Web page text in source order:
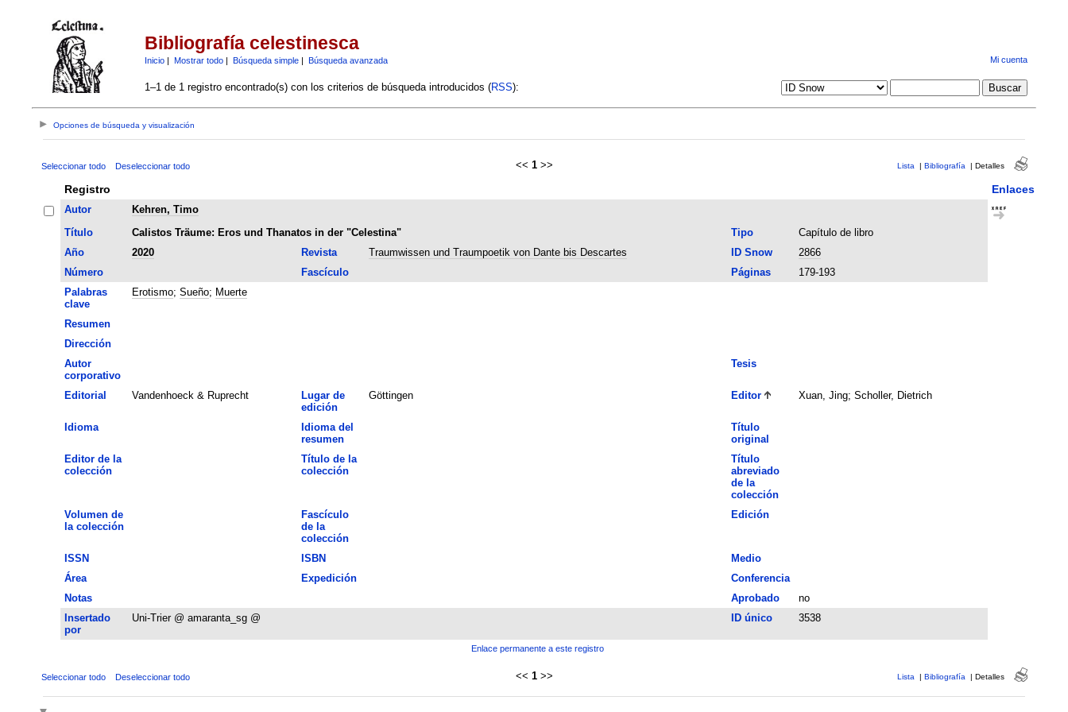
Bibliografía celestinesca
Inicio| Mostrar todo| Búsqueda simple| Búsqueda avanzada Mi cuenta
1–1 de 1 registro encontrado(s) con los criterios de búsqueda introducidos (RSS):
Opciones de búsqueda y visualización
Seleccionar todo Deseleccionar todo << 1 >> Lista | Bibliografía | Detalles
Registro Enlaces
Autor
Kehren, Timo
Título
Calistos Träume: Eros und Thanatos in der "Celestina" Tipo
Capítulo de libro
Año
2020 Revista Traumwissen und Traumpoetik von Dante bis Descartes ID Snow
2866
Número
Fascículo Páginas
179-193
Palabras
clave
Erotismo; Sueño; Muerte
Resumen
Dirección
Autor
corporativo
Tesis
Editorial Vandenhoeck & Ruprecht
Lugar de
edición
Göttingen Editor Xuan, Jing; Scholler, Dietrich
Idioma
Idioma del
resumen
Título
original
Editor de la
colección
Título de la
colección
Título
abreviado
de la
colección
Volumen de
la colección
Fascículo
de la
colección
Edición
ISSN ISBN
Medio
Área
Expedición
Conferencia
Notas
Aprobado
no
Insertado
por
Uni-Trier @ amaranta_sg @ ID único 3538
Enlace permanente a este registro
Seleccionar todo Deseleccionar todo << 1 >> Lista | Bibliografía | Detalles